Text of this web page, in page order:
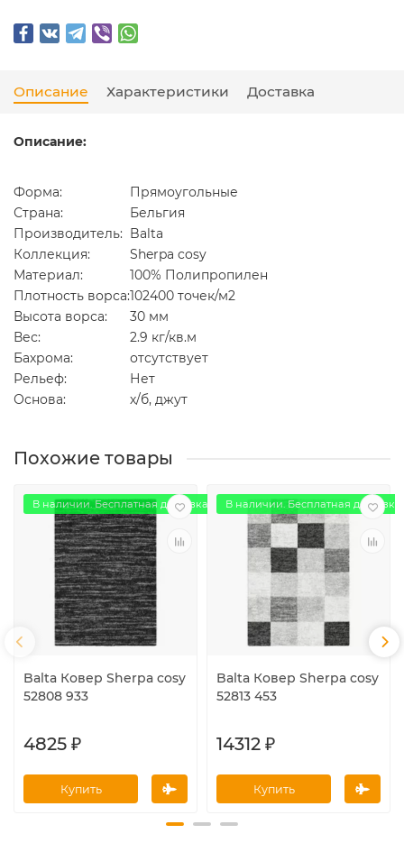
Описание Характеристики Доставка
Описание:
Форма:
Прямоугольные
Страна:
Бельгия
Производитель:
Balta
Коллекция:
Sherpa cosy
Материал:
100% Полипропилен
Плотность ворса:102400 точек/м2
Высота ворса:
30 мм
Вес:
2.9 кг/кв.м
Бахрома:
отсутствует
Рельеф:
Нет
Основа:
х/б, джут
Похожие товары
В наличии. Бесплатная доставка
Balta Ковер Sherpa cosy
52808 933
4825 ₽
Купить
В наличии. Бесплатная доставка
Balta Ковер Sherpa cosy
52813 453
14312 ₽
Купить